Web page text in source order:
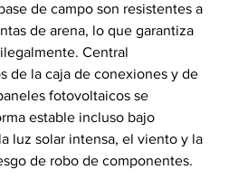
de campo son resistentes a
de arena, lo que garantiza
Central
de la caja de conexiones y de
fotovoltaicos se
estable incluso bajo
luz solar intensa, el viento y la
de robo de componentes.